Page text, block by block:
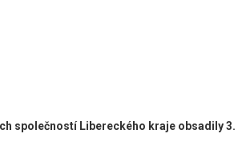
společností Libereckého kraje obsadily 3.